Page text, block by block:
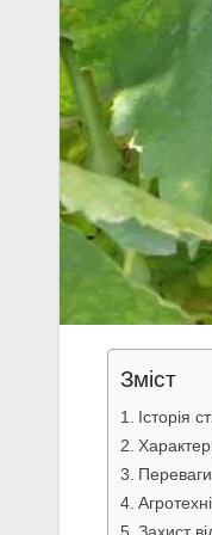
Зміст
Історія